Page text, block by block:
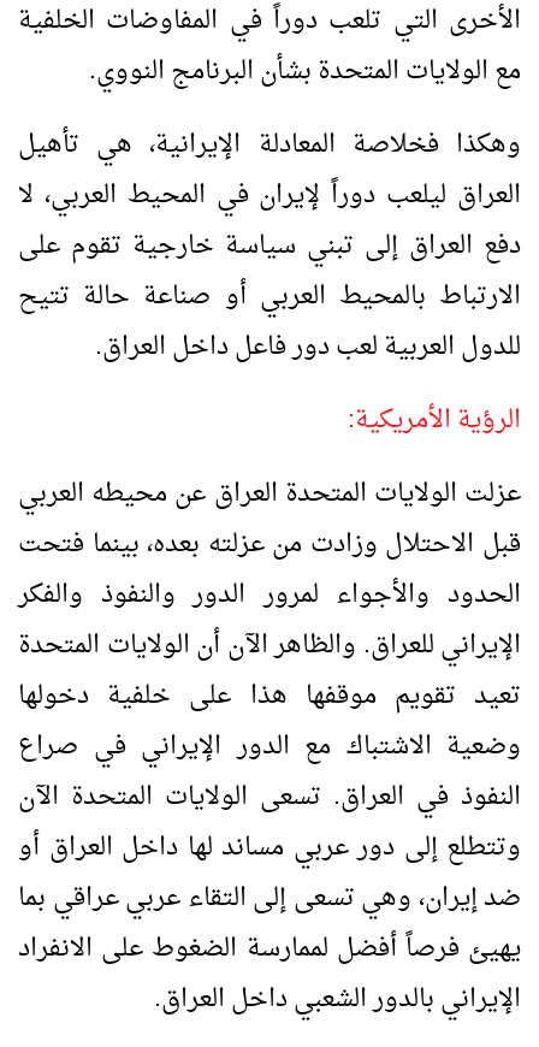
الأخرى التي تلعب دوراً في المفاوضات الخلفية
مع الولايات المتحدة بشأن البرنامج النووي.
وهكذا فخلاصة المعادلة الإيرانية، هي تأهيل
العراق ليلعب دوراً لإيران في المحيط العربي، لا
دفع العراق إلى تبني سياسة خارجية تقوم على
الارتباط بالمحيط العربي أو صناعة حالة تتيح
للدول العربية لعب دور فاعل داخل العراق.
الرؤية الأمريكية:
عزلت الولايات المتحدة العراق عن محيطه العربي
قبل الاحتلال وزادت من عزلته بعده، بينما فتحت
الحدود والأجواء لمرور الدور والنفوذ والفكر
الإيراني للعراق. والظاهر الآن أن الولايات المتحدة
تعيد تقويم موقفها هذا على خلفية دخولها
وضعية الاشتباك مع الدور الإيراني في صراع
النفوذ في العراق. تسعى الولايات المتحدة الآن
وتتطلع إلى دور عربي مساند لها داخل العراق أو
ضد إيران، وهي تسعى إلى التقاء عربي عراقي بما
يهيئ فرصاً أفضل لممارسة الضغوط على الانفراد
الإيراني بالدور الشعبي داخل العراق.